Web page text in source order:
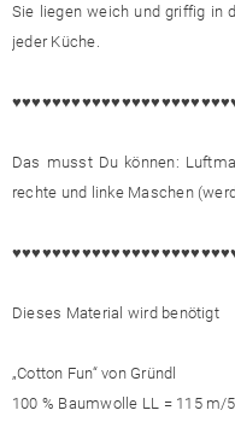
Sie liegen weich und griffig in
jeder Küche.
Das musst Du können:
rechte und linke Maschen
Dieses Material wird benötigt
„Cotton Fun“ von Gründl
100 % Baumwolle LL = 115 m/